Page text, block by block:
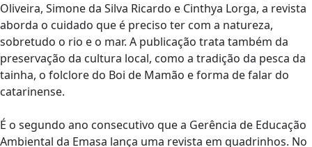
Oliveira, Simone da Silva Ricardo e Cinthya Lorga, a revista
aborda o cuidado que é preciso ter com a natureza,
sobretudo o rio e o mar. A publicação trata também da
preservação da cultura local, como a tradição da pesca da
tainha, o folclore do Boi de Mamão e forma de falar do
catarinense.
É o segundo ano consecutivo que a Gerência de Educação
Ambiental da Emasa lança uma revista em quadrinhos. No